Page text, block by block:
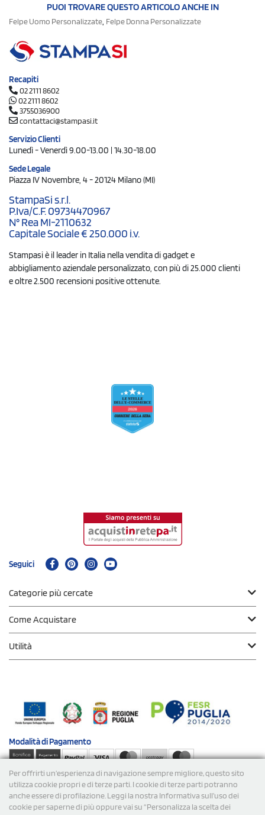
Per offrirti un'esperienza di navigazione sempre migliore, questo sito
utilizza cookie propri e di terze parti. I cookie di terze parti potranno
anche essere di profilazione. Leggi la nostra Informativa sull’uso dei
cookie per saperne di più oppure vai su “Personalizza la scelta dei
PUOI TROVARE QUESTO ARTICOLO ANCHE IN
Felpe Uomo Personalizzate Felpe Donna Personalizzate
Recapiti
02 2111 8602
02 2111 8602
3755036900
contattaci@stampasi.it
Servizio Clienti
Lunedì - Venerdì 9.00-13.00 | 14.30-18.00
Sede Legale
Piazza IV Novembre, 4 - 20124 Milano (MI)
StampaSi s.r.l.
P.Iva/C.F. 09734470967
N° Rea MI-2110632
Capitale Sociale € 250.000 i.v.
Stampasi è il leader in Italia nella vendita di gadget e
abbigliamento aziendale personalizzato, con più di 25.000 clienti
e oltre 2.500 recensioni positive ottenute.
Seguici
Categorie più cercate
Come Acquistare
Utilità
Modalità diPagamento
Spedizioni